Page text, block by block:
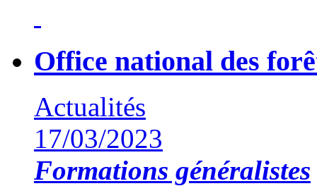
Office national des
Actualités
17/03/2023
Formations généralistes